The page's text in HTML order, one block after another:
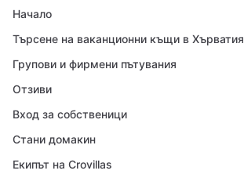
Начало
Търсене на ваканционни къщи в Хърватия
Групови и фирмени пътувания
Отзиви
Вход за собственици
Стани домакин
Екипът на Crovillas